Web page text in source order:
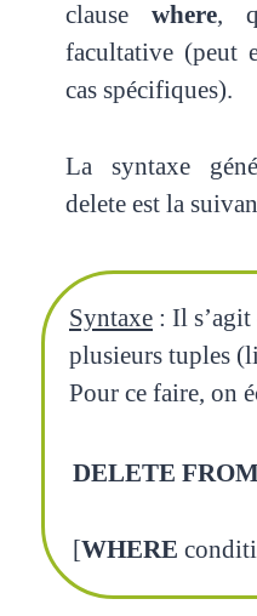
clause where,
facultative (peut
cas spécifiques).
La syntaxe
delete est la
Syntaxe : Il
plusieurs tuples
Pour ce faire, on
DELETE
[WHERE